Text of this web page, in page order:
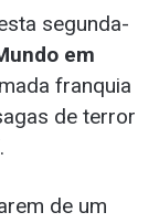
segunda-
em
franquia
de terror
de um